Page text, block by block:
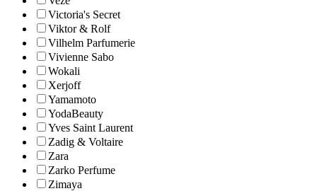
Victoria's Secret
Viktor & Rolf
Vilhelm Parfumerie
Vivienne Sabo
Wokali
Xerjoff
Yamamoto
YodaBeauty
Yves Saint Laurent
Zadig & Voltaire
Zara
Zarko Perfume
Zimaya